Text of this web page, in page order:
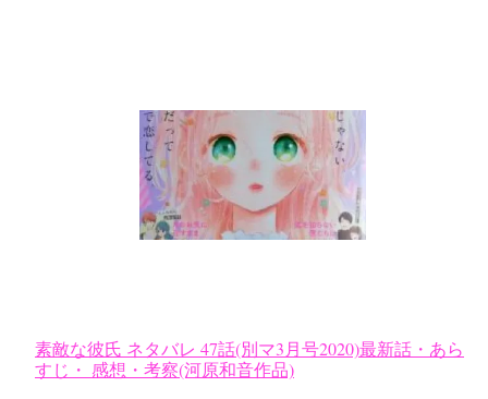
素敵な彼氏 ネタバレ 47話(別マ3月号2020)最新話・あら
すじ・ 感想・考察(河原和音作品)